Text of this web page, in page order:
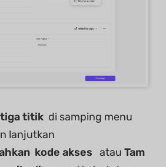
tiga titik di samping menu
lanjutkan
kode akses atau Tam